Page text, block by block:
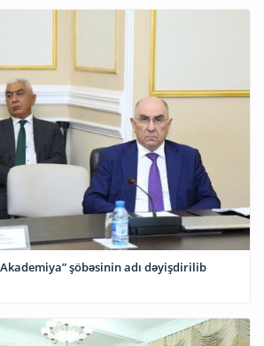
şöbəsinin adı dəyişdirilib